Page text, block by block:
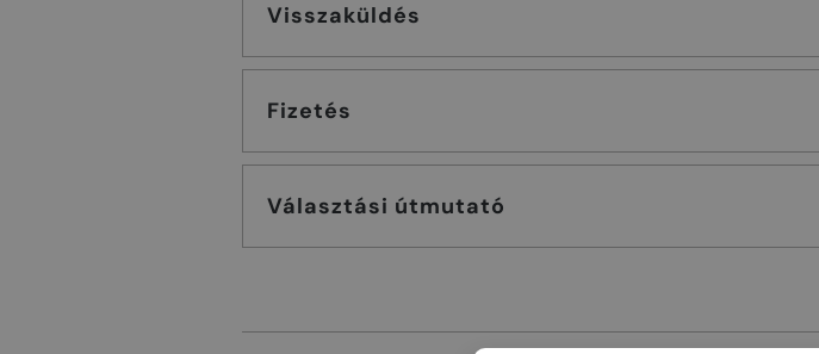
Visszaküldés
Fizetés
Választási útmutató